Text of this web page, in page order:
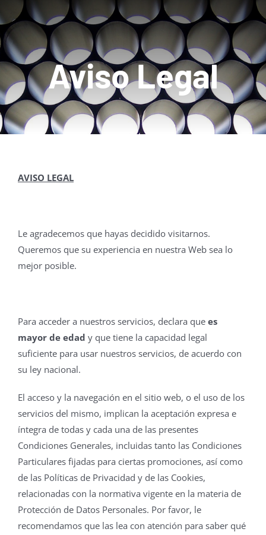
Acceso Clientes
Tienda Online
ContactoAviso Legal
AVISO LEGAL
Le agradecemos que hayas decidido visitarnos.
Queremos que su experiencia en nuestra Web sea lo
mejor posible.
Para acceder a nuestros servicios, declara que es
mayor de edad y que tiene la capacidad legal
suficiente para usar nuestros servicios, de acuerdo con
su ley nacional.
El acceso y la navegación en el sitio web, o el uso de los
servicios del mismo, implican la aceptación expresa e
íntegra de todas y cada una de las presentes
Condiciones Generales, incluidas tanto las Condiciones
Particulares fijadas para ciertas promociones, así como
de las Políticas de Privacidad y de las Cookies,
relacionadas con la normativa vigente en la materia de
Protección de Datos Personales. Por favor, le
recomendamos que las lea con atención para saber qué